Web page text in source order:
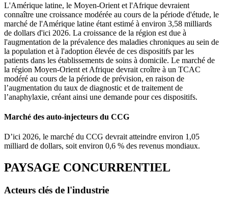
L'Amérique latine, le Moyen-Orient et l'Afrique devraient
connaître une croissance modérée au cours de la période d'étude, le
marché de l'Amérique latine étant estimé à environ 3,58 milliards
de dollars d'ici 2026. La croissance de la région est due à
l'augmentation de la prévalence des maladies chroniques au sein de
la population et à l'adoption élevée de ces dispositifs par les
patients dans les établissements de soins à domicile. Le marché de
la région Moyen-Orient et Afrique devrait croître à un TCAC
modéré au cours de la période de prévision, en raison de
l’augmentation du taux de diagnostic et de traitement de
l’anaphylaxie, créant ainsi une demande pour ces dispositifs.
Marché des auto-injecteurs du CCG
D’ici 2026, le marché du CCG devrait atteindre environ 1,05
milliard de dollars, soit environ 0,6 % des revenus mondiaux.
PAYSAGE CONCURRENTIEL
Acteurs clés de l'industrie